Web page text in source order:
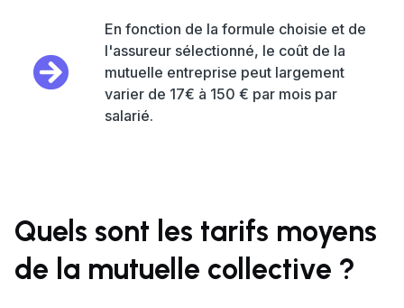
En fonction de la formule choisie et de
l'assureur sélectionné, le coût de la
mutuelle entreprise peut largement
varier de 17€ à 150 € par mois par
salarié.
Quels sont les tarifs moyens
de la mutuelle collective ?